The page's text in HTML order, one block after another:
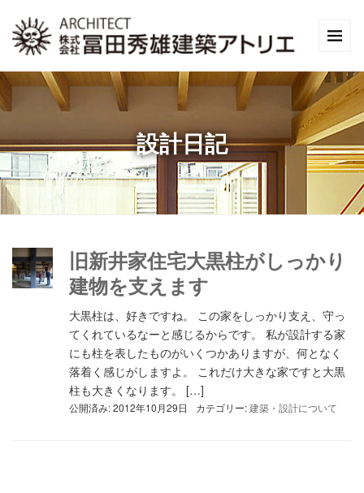
設計日記
旧新井家住宅大黒柱がしっかり
建物を支えます
大黒柱は、好きですね。 この家をしっかり支え、守っ
てくれているなーと感じるからです。 私が設計する家
にも柱を表したものがいくつかありますが、何となく
落着く感じがしますよ。 これだけ大きな家ですと大黒
柱も大きくなります。 […]
公開済み: 2012年10月29日 カテゴリー:建築・設計について